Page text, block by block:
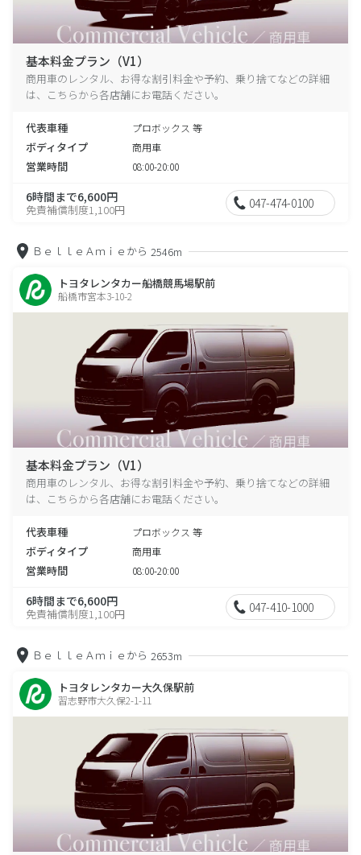
基本料金プラン（V1）
商用車のレンタル、お得な割引料金や予約、乗り捨てなどの詳細
は、こちらから各店舗にお電話ください。
代表車種 プロボックス 等
ボディタイプ 商用車
営業時間 08:00-20:00
6時間まで6,600円
免責補償制度1,100円 047-474-0100
ＢｅｌｌｅＡｍｉｅから 2546m
トヨタレンタカー船橋競馬場駅前
船橋市宮本3-10-2
基本料金プラン（V1）
商用車のレンタル、お得な割引料金や予約、乗り捨てなどの詳細
は、こちらから各店舗にお電話ください。
代表車種 プロボックス 等
ボディタイプ 商用車
営業時間 08:00-20:00
6時間まで6,600円
免責補償制度1,100円 047-410-1000
ＢｅｌｌｅＡｍｉｅから 2653m
トヨタレンタカー大久保駅前
習志野市大久保2-1-11